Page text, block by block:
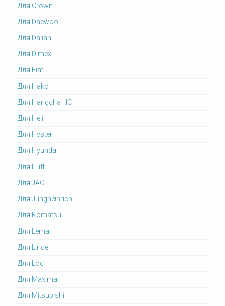
Для Crown
Для Daewoo
Для Dalian
Для Dimex
Для Fiat
Для Hako
Для Hangcha HC
Для Heli
Для Hyster
Для Hyundai
Для I-Lift
Для JAC
Для Jungheinrich
Для Komatsu
Для Lema
Для Linde
Для Loc
Для Maximal
Для Mitsubishi